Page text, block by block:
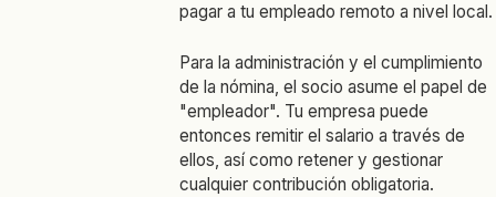
pagar a tu empleado remoto a nivel local.
Para la administración y el cumplimiento
de la nómina, el socio asume el papel de
"empleador". Tu empresa puede
entonces remitir el salario a través de
ellos, así como retener y gestionar
cualquier contribución obligatoria.